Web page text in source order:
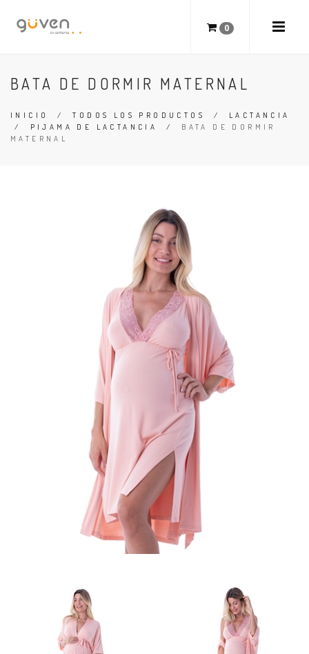
0
BATA DE DORMIR MATERNAL
INICIO /TODOS LOS PRODUCTOS / LACTANCIA
/ PIJAMA DE LACTANCIA / BATA DE DORMIR
MATERNAL